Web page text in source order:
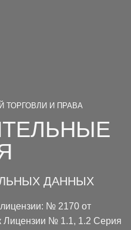
ТОРГОВЛИ И ПРАВА
ДАННЫХ
№ 2170 от
Лицензии № 1.1, 1.2 Серия